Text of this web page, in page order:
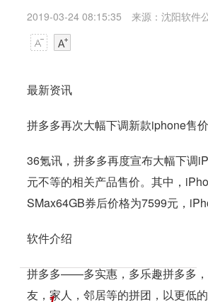
2019-03-24 08:15:35 来源：沈阳软件
最新资讯
拼多多再次大幅下调新款iphone售
36氪讯，拼多多再度宣布大幅下调
元不等的相关产品售价。其中，
SMax64GB券后价格为7599元，
软件介绍
拼多多——多实惠，多乐趣拼多多
友，家人，邻居等的拼团，以更低